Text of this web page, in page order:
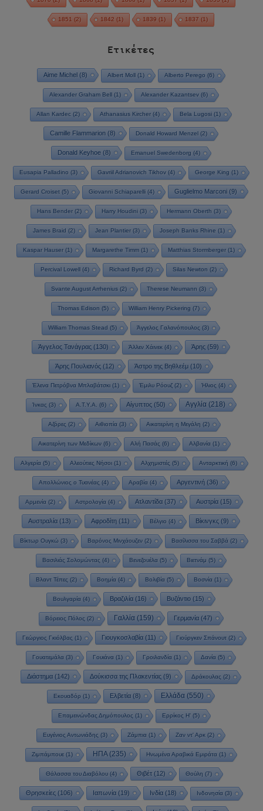
1851 (2) 1842 (1) 1839 (1) 1837 (1)
Ετικέτες
Aime Michel(8) Albert Moll(1) Alberto Perego (6)
Alexander Graham Bell (1) Alexander Kazantsev (6)
Allan Kardec (2) Athanasius Kircher (4) Bela Lugosi (1)
Camille Flammarion (8) Donald Howard Menzel (2)
Donald Keyhoe(8) Emanuel Swedenborg (4)
Eusapia Palladino (3) Gavriil Adrianovich Tikhov(4) George King (1)
Gerard Croiset(5) Giovanni Schiaparelli(4) Guglielmo Marconi(9)
Hans Bender(2) Harry Houdini(3) Hermann Oberth (3)
James Braid (2) Jean Plantier(3) Joseph Banks Rhine (1)
Kaspar Hauser(1) Margarethe Timm(1) Matthias Stormberger(1)
Percival Lowell (4) Richard Byrd (2) Silas Newton (2)
Svante August Arrhenius (2) Therese Neumann (3)
Thomas Edison (5) William Henry Pickering (7)
William Thomas Stead (5) Άγγελος Γαλανόπουλος (3)
Άγγελος Τανάγρας (130) Άλλεν Χάινεκ (4) Άρης (59)
Άρης Πουλιανός (12) Άστρο της Βηθλεέμ (10)
Έλενα Πετρόβνα Μπλαβάτσκι(1) Έμιλυ Ρόουζ(2) Ήλιος (4)
Ίνκας (3) Α.Τ.Υ.Α. (6) Αίγυπτος(50) Αγγλία(218)
Αζόρες (2) Αιθιοπία(3) Αικατερίνη η Μεγάλη (2)
Αικατερίνη των Μεδίκων(6) Αλή Πασάς (6) Αλβανία(1)
Αλγερία(5) Αλεούτιες Νήσοι(1) Αλχημιστές (5) Ανταρκτική (6)
Απολλώνιος ο Τυανέας (4) Αραβία (4) Αργεντινή (36)
Αρμενία (2) Αστρολογία (4) Ατλαντίδα (37) Αυστρία (15)
Αυστραλία (13) Αφροδίτη (11) Βέλγιο (4) Βίκινγκς (9)
Βίκτωρ Ουγκώ (3) Βαρόνος Μινχάουζεν (2) Βασίλισσα του Σαββά (2)
Βασιλιάς Σολομώντας (4) Βενεζουέλα(5) Βιετνάμ (5)
Βλαντ Τέπες (2) Βοημία (4) Βολιβία (5) Βοσνία (1)
Βουλγαρία (4) Βραζιλία (16) Βυζάντιο (15)
Βόρειος Πόλος (2) Γαλλία(159) Γερμανία(47)
Γεώργιος Γκιόλβας (1) Γιουγκοσλαβία(11) Γιούργκεν Σπάνουτ(2)
Γουατεμάλα (3) Γουιάνα (1) Γροιλανδία (1) Δανία (5)
Διάστημα (142) Δούκισσα της Πλακεντίας (9) Δράκουλας (2)
Εκουαδόρ (1) Ελβετία (8) Ελλάδα (550)
Επαμεινώνδας Δημόπουλος (1) Ερρίκος Η'(5)
Ευγένιος Αντωνιάδης (3) Ζάμπια (1) Ζαν ντ' Αρκ (2)
Ζιμπάμπουε(1) ΗΠΑ(235) Ηνωμένα Αραβικά Εμιράτα(1)
Θάλασσα του Διαβόλου(4) Θιβέτ(12) Θούλη (7)
Θρησκείες(106) Ιαπωνία(19) Ινδία(18) Ινδονησία(3)